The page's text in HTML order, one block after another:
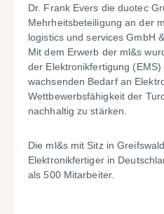
Dr. Frank Evers die duotec
Mehrheitsbeteiligung an der
logistics und services GmbH
Mit dem Erwerb der ml&s
der Elektronikfertigung
wachsenden Bedarf an
Wettbewerbsfähigkeit der
nachhaltig zu stärken.
Die ml&s mit Sitz in
Elektronikfertiger in
als 500 Mitarbeiter.